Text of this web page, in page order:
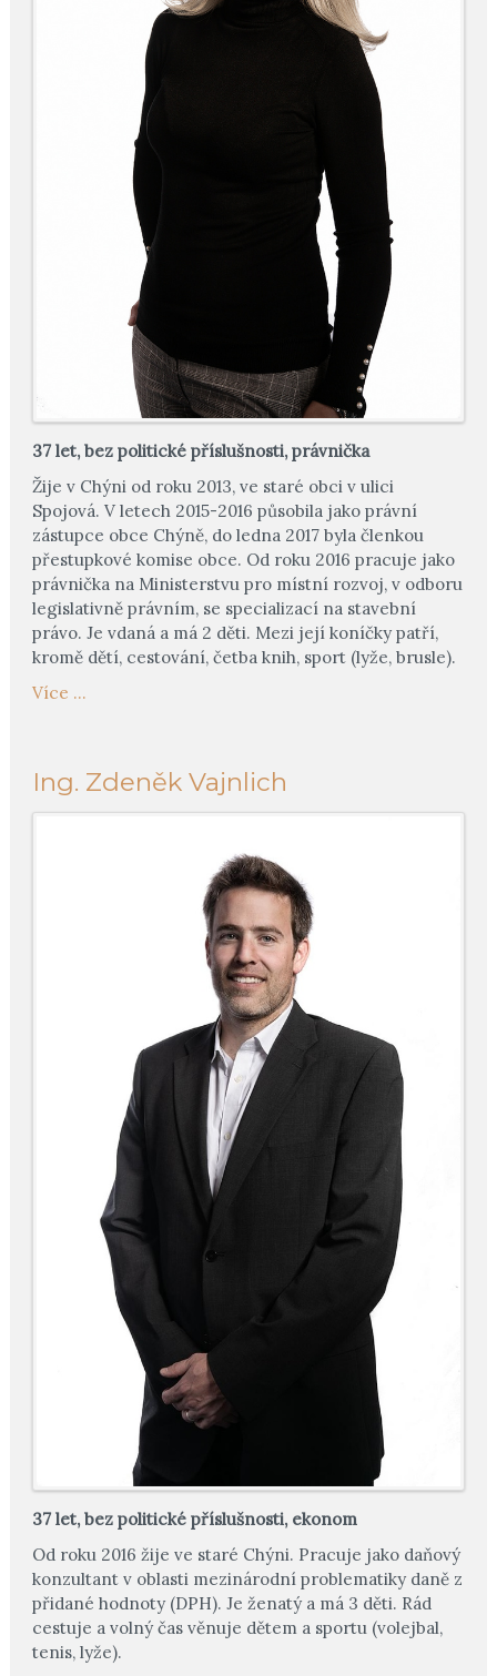
37 let, bez politické příslušnosti, právnička
Žije v Chýni od roku 2013, ve staré obci v ulici
Spojová. V letech 2015-2016 působila jako právní
zástupce obce Chýně, do ledna 2017 byla členkou
přestupkové komise obce. Od roku 2016 pracuje jako
právnička na Ministerstvu pro místní rozvoj, v odboru
legislativně právním, se specializací na stavební
právo. Je vdaná a má 2 děti. Mezi její koníčky patří,
kromě dětí, cestování, četba knih, sport (lyže, brusle).
Více ...
Ing. Zdeněk Vajnlich
37 let, bez politické příslušnosti, ekonom
Od roku 2016 žije ve staré Chýni. Pracuje jako daňový
konzultant v oblasti mezinárodní problematiky daně z
přidané hodnoty (DPH). Je ženatý a má 3 děti. Rád
cestuje a volný čas věnuje dětem a sportu (volejbal,
tenis, lyže).